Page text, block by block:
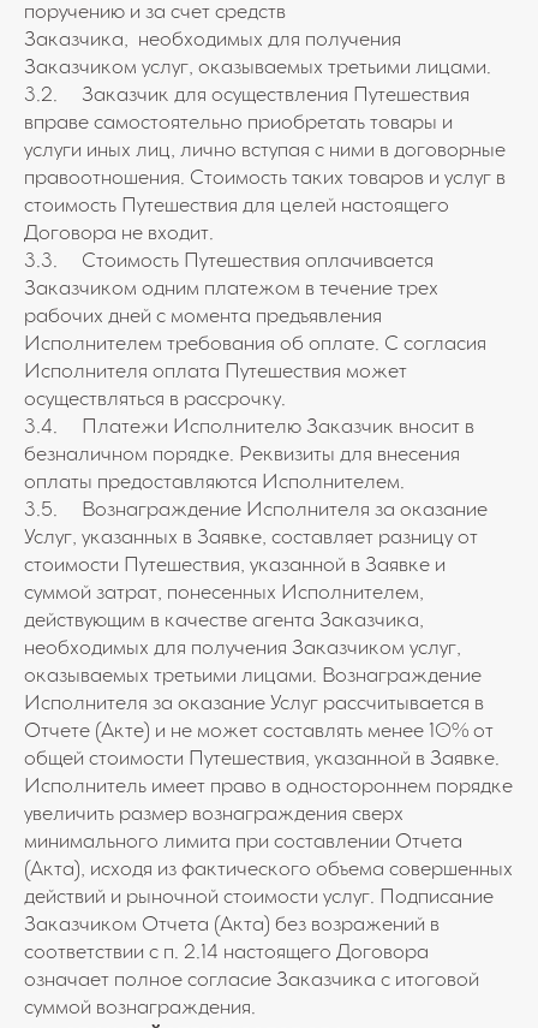
поручению и за счет средств
Заказчика, необходимых для получения
Заказчиком услуг, оказываемых третьими лицами.
3.2. Заказчик для осуществления Путешествия
вправе самостоятельно приобретать товары и
услуги иных лиц, лично вступая с ними в договорные
правоотношения. Стоимость таких товаров и услуг в
стоимость Путешествия для целей настоящего
Договора не входит.
3.3. Стоимость Путешествия оплачивается
Заказчиком одним платежом в течение трех
рабочих дней с момента предъявления
Исполнителем требования об оплате. С согласия
Исполнителя оплата Путешествия может
осуществляться в рассрочку.
3.4. Платежи Исполнителю Заказчик вносит в
безналичном порядке. Реквизиты для внесения
оплаты предоставляются Исполнителем.
3.5. Вознаграждение Исполнителя за оказание
Услуг, указанных в Заявке, составляет разницу от
стоимости Путешествия, указанной в Заявке и
суммой затрат, понесенных Исполнителем,
действующим в качестве агента Заказчика,
необходимых для получения Заказчиком услуг,
оказываемых третьими лицами. Вознаграждение
Исполнителя за оказание Услуг рассчитывается в
Отчете (Акте) и не может составлять менее 10% от
общей стоимости Путешествия, указанной в Заявке.
Исполнитель имеет право в одностороннем порядке
увеличить размер вознаграждения сверх
минимального лимита при составлении Отчета
(Акта), исходя из фактического объема совершенных
действий и рыночной стоимости услуг. Подписание
Заказчиком Отчета (Акта) без возражений в
соответствии с п. 2.14 настоящего Договора
означает полное согласие Заказчика с итоговой
суммой вознаграждения.